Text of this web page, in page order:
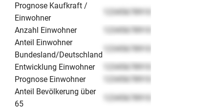
Prognose Kaufkraft /
Einwohner
12345678910
Anzahl Einwohner
12345678910
Anteil Einwohner
Bundesland/Deutschland
12345678910
Entwicklung Einwohner
12345678910
Prognose Einwohner
12345678910
Anteil Bevölkerung über
65
12345678910